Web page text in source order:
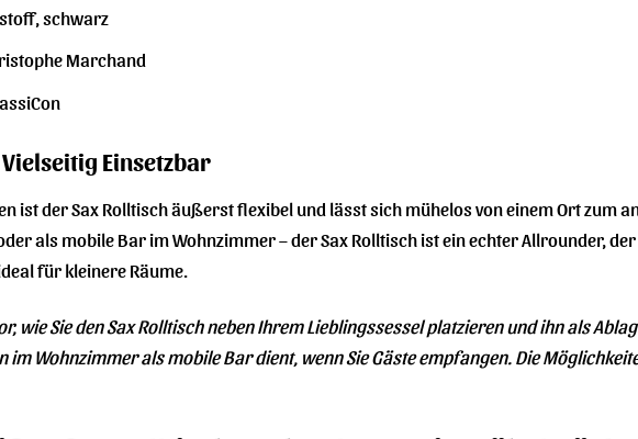
schwarz
Marchand
Einsetzbar
ist der Sax Rolltisch äußerst flexibel und lässt sich mühelos von einem Ort zum
als mobile Bar im Wohnzimmer – der Sax Rolltisch ist ein echter Allrounder,
für kleinere Räume.
wie Sie den Sax Rolltisch neben Ihrem Lieblingssessel platzieren und ihn als
im Wohnzimmer als mobile Bar dient, wenn Sie Gäste empfangen. Die